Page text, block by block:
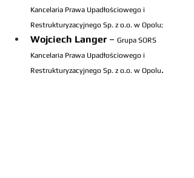
Kancelaria Prawa Upadłościowego i
Restrukturyzacyjnego Sp. z o.o. w Opolu;
Wojciech Langer – Grupa SORS
Kancelaria Prawa Upadłościowego i
Restrukturyzacyjnego Sp. z o.o. w Opolu.